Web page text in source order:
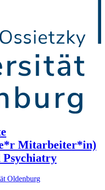
Mitarbeiter*in)
Oldenburg